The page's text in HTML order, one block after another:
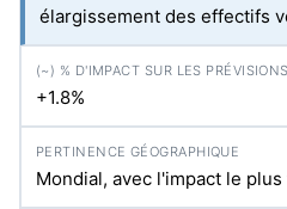
élargissement des effectifs
+1.8%
Mondial, avec l'impact le